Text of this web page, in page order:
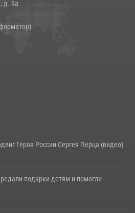
Росгвардии Героя России
с заместителем полномочного
Федерации в Северо-
Виталием Кузнецовым
д. 9а
Героя России Сергея Перца (видео)
подарки детям и помогли